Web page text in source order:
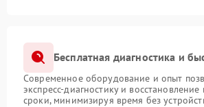
Бесплатная диагностика и
Современное оборудование и опыт
экспресс-диагностику и
сроки, минимизируя время без